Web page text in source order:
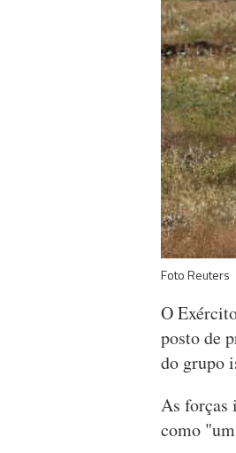
Foto Reuters
O
posto de
do grupo
As forças
como